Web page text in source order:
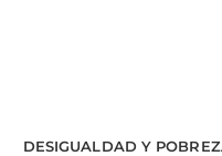
DESIGUALDAD Y